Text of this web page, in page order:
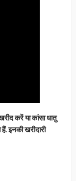
करें या कांसा धातु
इनकी खरीदारी